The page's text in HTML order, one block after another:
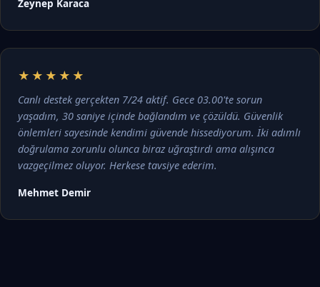
Zeynep Karaca
★★★★★
Canlı destek gerçekten 7/24 aktif. Gece 03.00'te sorun
yaşadım, 30 saniye içinde bağlandım ve çözüldü. Güvenlik
önlemleri sayesinde kendimi güvende hissediyorum. İki adımlı
doğrulama zorunlu olunca biraz uğraştırdı ama alışınca
vazgeçilmez oluyor. Herkese tavsiye ederim.
Mehmet Demir